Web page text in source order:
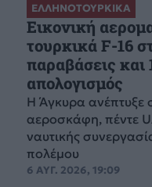
ΕΛΛΗΝΟΤΟΥΡΚΙΚΑ
Εικονική
τουρκικά F-16
παραβάσεις και
απολογισμός
Η Άγκυρα ανέπτυξε
αεροσκάφη, πέντε
ναυτικής
πολέμου
6 ΑΥΓ. 2026, 19:09